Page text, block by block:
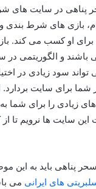
پناهی در سایت های
بازی های شرط
او کسب می کند.
باشند و الگوریتمی در
سود زیادی در
شما برای سایت بردارد.
زیادی را برای شما به
سایت ها نرویم تا از
پناهی باید به این
های ایرانی می